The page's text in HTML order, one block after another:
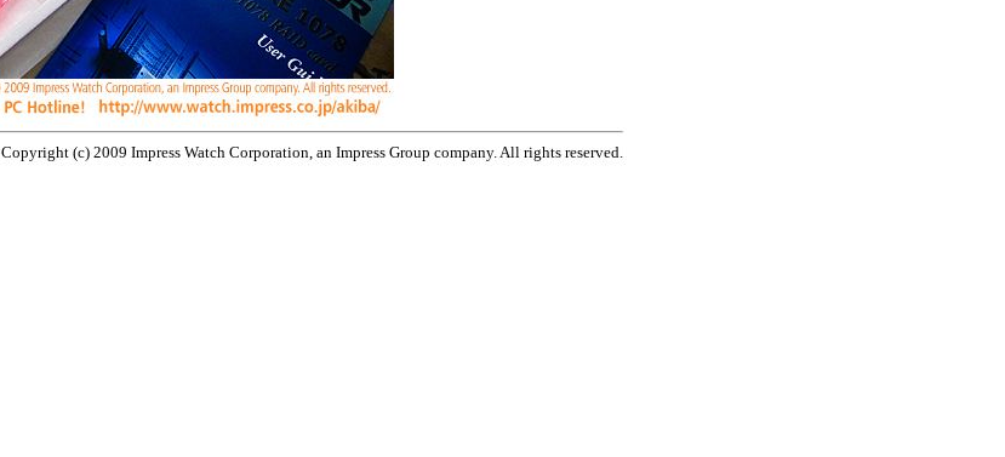
Copyright (c) 2009 Impress Watch Corporation, an Impress Group company. All rights reserved.